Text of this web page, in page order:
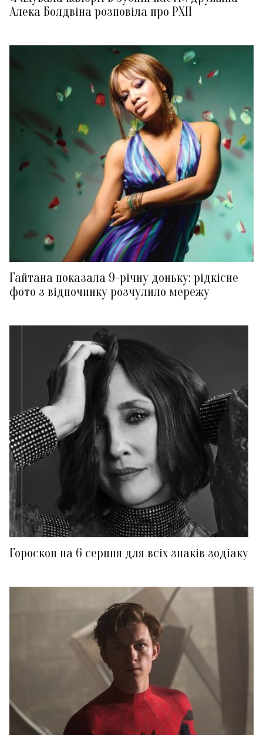
Алека Болдвіна розповіла про РХП
Гайтана показала 9-річну доньку: рідкісне
фото з відпочинку розчулило мережу
Гороскоп на 6 серпня для всіх знаків зодіаку